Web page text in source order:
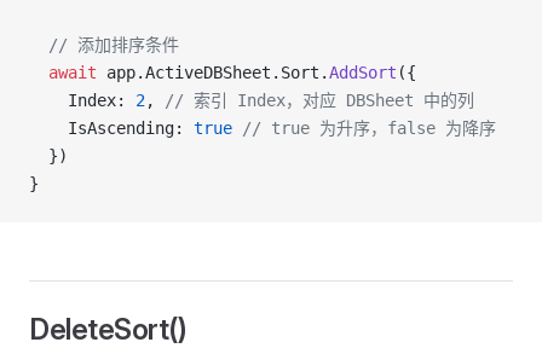
  // 添加排序条件
  await
app.ActiveDBSheet.Sort.AddSort ({
    Index:
2,
// 索引 Index，对应 DBSheet 中的列
    IsAscending:
true // true 为升序，false 为降序
  })
}
DeleteSort()